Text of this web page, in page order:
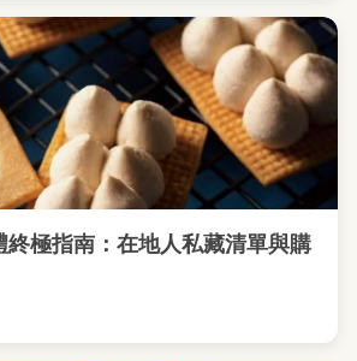
終極指南：在地人私藏清單與購